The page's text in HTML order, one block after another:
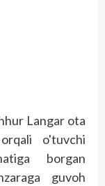
Langar ota
o'tuvchi
borgan
guvoh